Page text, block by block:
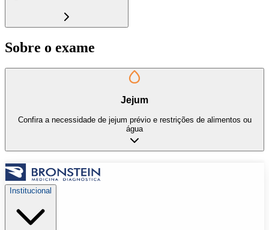
Sobre o exame
Jejum
Confira a necessidade de jejum prévio e restrições de alimentos ou
água
Institucional